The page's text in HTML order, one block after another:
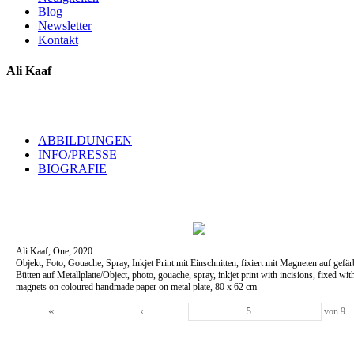
Blog
Newsletter
Kontakt
Ali Kaaf
ABBILDUNGEN
INFO/PRESSE
BIOGRAFIE
Ali Kaaf, One, 2020
Objekt, Foto, Gouache, Spray, Inkjet Print mit Einschnitten, fixiert mit Magneten auf
Bütten auf Metallplatte/Object, photo, gouache, spray, inkjet print with incisions, fixed
magnets on coloured handmade paper on metal plate, 80 x 62 cm
« ‹ von9